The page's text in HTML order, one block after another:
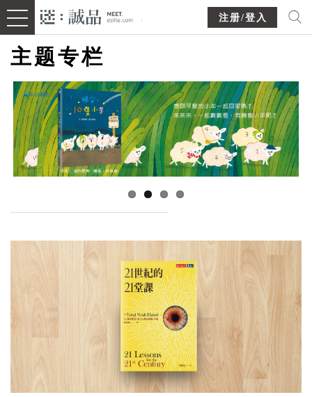
注册/登入
主题专栏